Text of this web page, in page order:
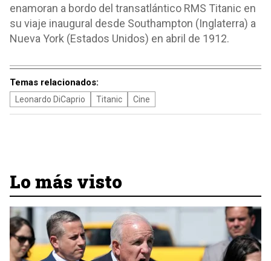
enamoran a bordo del transatlántico RMS Titanic en
su viaje inaugural desde Southampton (Inglaterra) a
Nueva York (Estados Unidos) en abril de 1912.
Temas relacionados:
Leonardo DiCaprio Titanic Cine
Lo más visto